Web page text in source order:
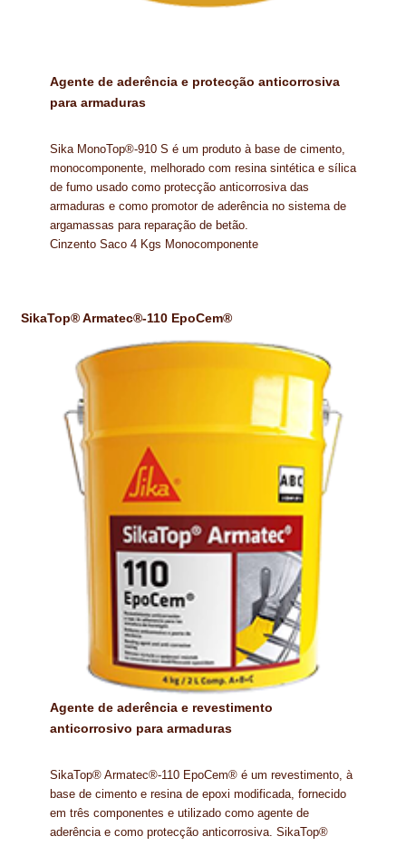
PINTURA PAVIMENTOS DE CIMENTO
POLÍTICA DE PRIVACIDADE
PRODUTOS DAS MARCAS
PRODUTOS E SOLUÇÕES TÉCNICAS PARA PROFISSIONAIS
PRODUTOS PARA A INDÚSTRIA AUTOMÓVEL
PRODUTOS PARA A INDÚSTRIA NAVAL E MARÍTIMA
PROFISSIONAIS
PROTEÇÃO DE FERRO
REPARAÇÃO DE BETÃO COM FERRO À VISTA
REVESTIMENTO DE TANQUES E SILOS
SELANTES DE JUNTAS (HIDROEXPANSÍVEIS)
SISTEMA RESILIENTE PARA PAVIMENTOS
SOLICITAR COTAÇÃO
TERMOS E CONDIÇÕES
TRATAMENTO DE MADEIRAS
Agente de aderência e protecção anticorrosiva
para armaduras
Sika MonoTop®-910 S é um produto à base de cimento,
monocomponente, melhorado com resina sintética e sílica
de fumo usado como protecção anticorrosiva das
armaduras e como promotor de aderência no sistema de
argamassas para reparação de betão.
Cinzento Saco 4 Kgs Monocomponente
SikaTop® Armatec®-110 EpoCem®
Agente de aderência e revestimento
anticorrosivo para armaduras
SikaTop® Armatec®-110 EpoCem® é um revestimento, à
base de cimento e resina de epoxi modificada, fornecido
em três componentes e utilizado como agente de
aderência e como protecção anticorrosiva. SikaTop®